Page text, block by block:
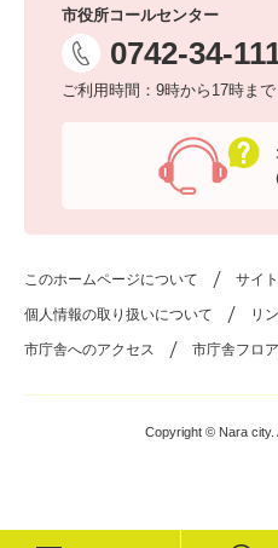
市役所コールセンター
0742-34-
ご利用時間：9時から17時ま
このホームページについて サイ
個人情報の取り扱いについて リ
市庁舎へのアクセス 市庁舎フロ
Copyright © Nara city.